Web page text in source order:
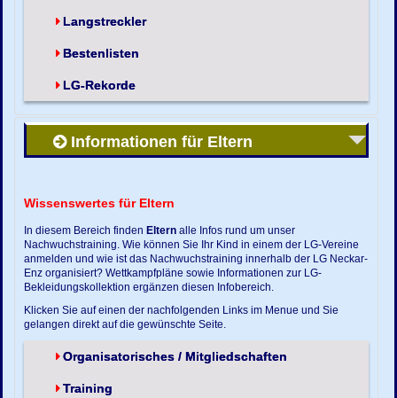
Langstreckler
Bestenlisten
LG-Rekorde
Informationen für Eltern
Wissenswertes für Eltern
In diesem Bereich finden Eltern alle Infos rund um unser
Nachwuchstraining. Wie können Sie Ihr Kind in einem der LG-Vereine
anmelden und wie ist das Nachwuchstraining innerhalb der LG Neckar-
Enz organisiert? Wettkampfpläne sowie Informationen zur LG-
Bekleidungskollektion ergänzen diesen Infobereich.
Klicken Sie auf einen der nachfolgenden Links im Menue und Sie
gelangen direkt auf die gewünschte Seite.
Organisatorisches / Mitgliedschaften
Training